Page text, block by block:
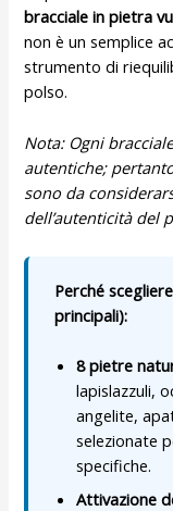
bracciale in pietra
non è un semplice
strumento di
polso.
Nota: Ogni
autentiche;
sono da
dell’autenticità del
Perché
principali):
8 pietre
lapislazzuli,
angelite,
selezionate
specifiche.
Attivazione